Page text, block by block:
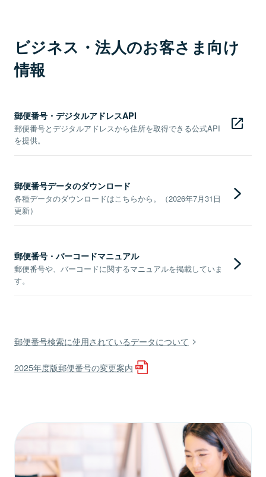
ビジネス・法人のお客さま向け
情報
郵便番号・デジタルアドレスAPI
郵便番号とデジタルアドレスから住所を取得できる公式API
を提供。
郵便番号データのダウンロード
各種データのダウンロードはこちらから。（2026年7月31日
更新）
郵便番号・バーコードマニュアル
郵便番号や、バーコードに関するマニュアルを掲載していま
す。
郵便番号検索に使用されているデータについて
2025年度版郵便番号の変更案内